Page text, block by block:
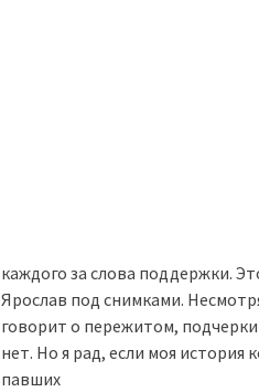
каждого за слова поддержки.
Ярослав под снимками.
говорит о пережитом,
нет. Но я рад, если моя история
павших